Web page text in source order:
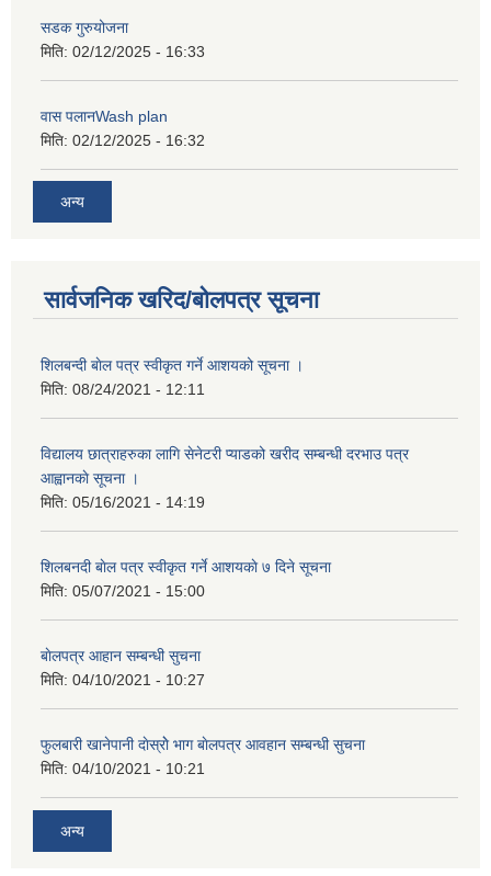
सडक गुरुयोजना
मिति: 02/12/2025 - 16:33
वास पलानWash plan
मिति: 02/12/2025 - 16:32
अन्य
सार्वजनिक खरिद/बोलपत्र सूचना
शिलबन्दी बाेल पत्र स्वीकृत गर्ने आशयको सूचना ।
मिति: 08/24/2021 - 12:11
विद्यालय छात्राहरुका लागि सेनेटरी प्याडको खरीद सम्बन्धी दरभाउ पत्र
आह्वानकाे सूचना ।
मिति: 05/16/2021 - 14:19
शिलबनदी बाेल पत्र स्वीकृत गर्ने आशयकाे ७ दिने सूचना
मिति: 05/07/2021 - 15:00
बाेलपत्र आहान सम्बन्धी सुचना
मिति: 04/10/2021 - 10:27
फुलबारी खानेपानी दाेस्राेे भाग बाेलपत्र आवहान सम्बन्धी सुचना
मिति: 04/10/2021 - 10:21
अन्य